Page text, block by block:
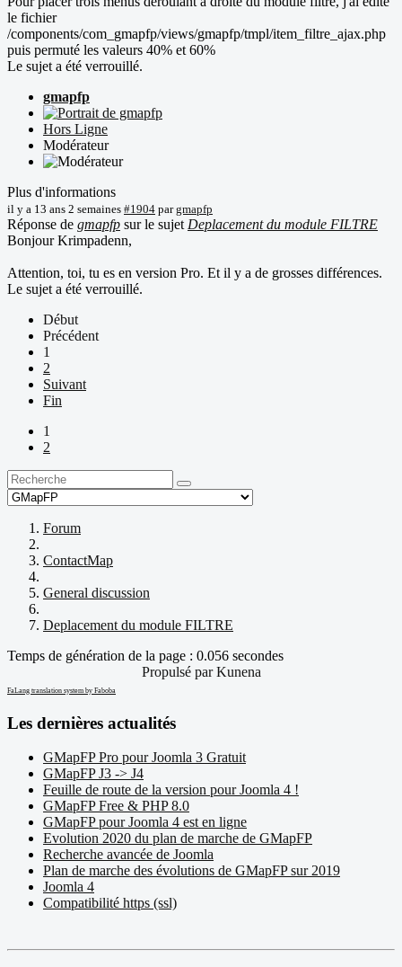
le fichier
/components/com_gmapfp/views/gmapfp/tmpl/item_filtre_ajax.php
puis permuté les valeurs 40% et 60%
Le sujet a été verrouillé.
gmapfp
Hors Ligne
Modérateur
Plus d'informations
il y a 13 ans 2 semaines #1904 pargmapfp
Réponse de gmapfp sur le sujet Deplacement du module FILTRE
Bonjour Krimpadenn,
Attention, toi, tu es en version Pro. Et il y a de grosses différences.
Le sujet a été verrouillé.
Début
Précédent
1
2
Suivant
Fin
1
2
Forum
ContactMap
General discussion
Deplacement du module FILTRE
Temps de génération de la page : 0.056 secondes
Propulsé parKunena
FaLang translation system by Faboba
Les dernières actualités
GMapFP Pro pour Joomla 3 Gratuit
GMapFP J3 -> J4
Feuille de route de la version pour Joomla 4 !
GMapFP Free & PHP 8.0
GMapFP pour Joomla 4 est en ligne
Evolution 2020 du plan de marche de GMapFP
Recherche avancée de Joomla
Plan de marche des évolutions de GMapFP sur 2019
Joomla 4
Compatibilité https (ssl)